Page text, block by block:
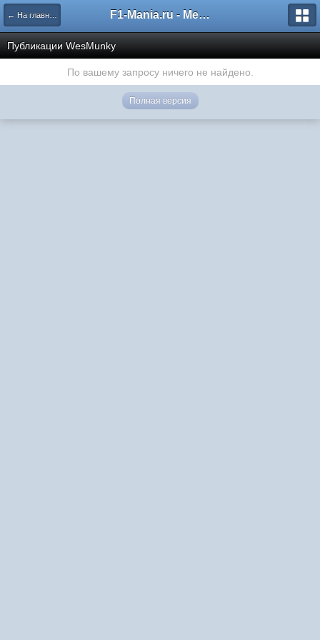
← На главную F1-Mania.ru - Международный чемпионат по симрейсингу
Публикации WesMunky
По вашему запросу ничего не найдено.
Полная версия